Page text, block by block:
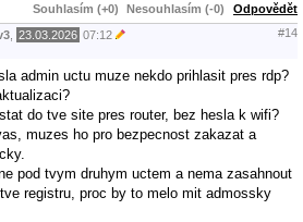
Souhlasím (+0) Nesouhlasím (-0) Odpovědět
23.03.2026 07:12 #14
admin uctu muze nekdo prihlasit pres rdp?
do tve site pres router, bez hesla k wifi?
muzes ho pro bezpecnost zakazat a
pod tvym druhym uctem a nema zasahnout
registru, proc by to melo mit admossky